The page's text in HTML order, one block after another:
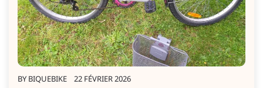
BY BIQUEBIKE 22 FÉVRIER 2026